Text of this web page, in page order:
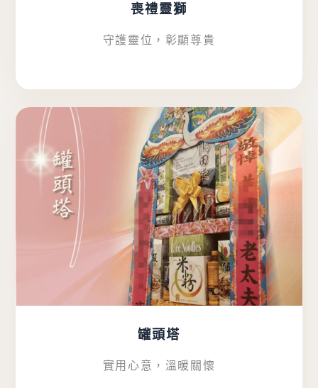
喪禮靈獅
守護靈位，彰顯尊貴
罐頭塔
實用心意，溫暖關懷